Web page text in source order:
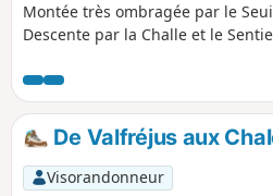
Montée très ombragée par le
Descente par la Challe et le
De Valfréjus aux
Visorandonneur